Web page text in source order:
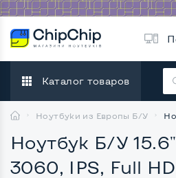
Каталог товаров
Ноутбуки из Европы Б/У
Ноутбук Б/У
3060, IPS, Full